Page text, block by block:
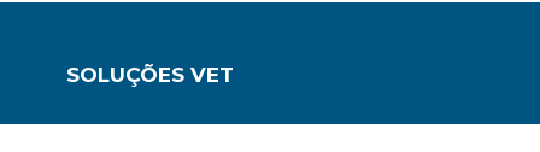
SOLUÇÕES VET